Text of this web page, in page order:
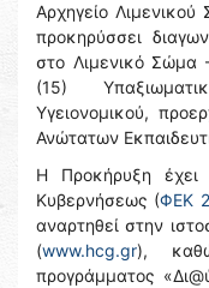
Αρχηγείο
προκηρύσσει
στο Λιμενικό Σώμα
(15)
Υγειονομικού,
Ανώτατων
Η Προκήρυξη έχει
Κυβερνήσεως (ΦΕΚ
αναρτηθεί στην
(www.hcg.gr),
προγράμματος